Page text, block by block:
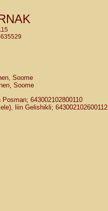
Soome
Soome
643002102800110
liin Gelishikli; 643002102600112